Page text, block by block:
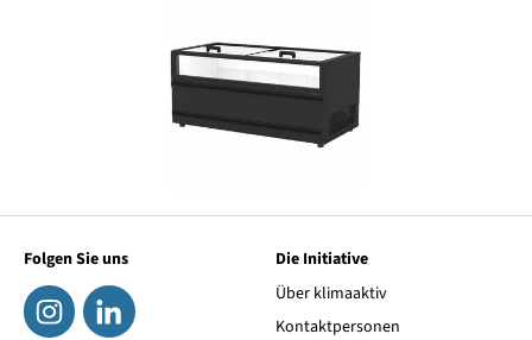
Folgen Sie uns
Die Initiative
Über klimaaktiv
Kontaktpersonen